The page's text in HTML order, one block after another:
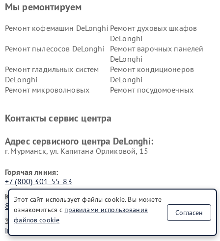
Мы ремонтируем
Ремонт кофемашин DeLonghi Ремонт духовых шкафов
DeLonghi
Ремонт пылесосов DeLonghi
Ремонт варочных панелей
DeLonghi
Ремонт гладильных систем
DeLonghi
Ремонт кондиционеров
DeLonghi
Ремонт микроволновых
Ремонт посудомоечных
DeLonghi
DeLonghi
Контакты сервис центра
Адрес сервисного центра DeLonghi:
г. Мурманск, ул. Капитана Орликовой, 15
Горячая линия:
+7 (800) 301-55-83
Контактный телефон:
8 (800) 301-55-83
Электронная почта:
info@delonghi-fixim.ru
Этот сайт использует файлы cookie. Вы можете
ознакомиться с правилами использования
файлов cookie
Согласен